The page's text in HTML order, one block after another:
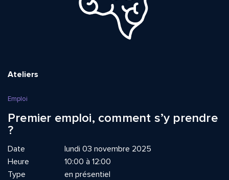
Ateliers
Emploi
Premier emploi, comment s’y prendre
?
Date
lundi 03 novembre 2025
Heure
10:00 à 12:00
Type
en présentiel